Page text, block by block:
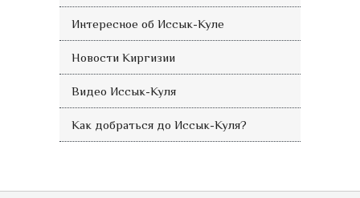
Интересное об Иссык-Куле
Новости Киргизии
Видео Иссык-Куля
Как добраться до Иссык-Куля?